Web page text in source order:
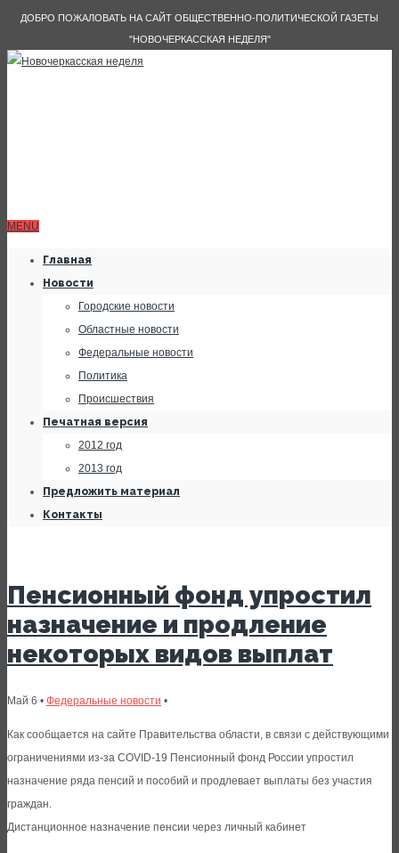
ДОБРО ПОЖАЛОВАТЬ НА САЙТ ОБЩЕСТВЕННО-ПОЛИТИЧЕСКОЙ ГАЗЕТЫ
"НОВОЧЕРКАССКАЯ НЕДЕЛЯ"
MENU
Главная
Новости
Городские новости
Областные новости
Федеральные новости
Политика
Происшествия
Печатная версия
2012 год
2013 год
Предложить материал
Контакты
Пенсионный фонд упростил
назначение и продление
некоторых видов выплат
Май 6 • Федеральные новости •
Как сообщается на сайте Правительства области, в связи с действующими
ограничениями из-за COVID-19 Пенсионный фонд России упростил
назначение ряда пенсий и пособий и продлевает выплаты без участия
граждан.
Дистанционное назначение пенсии через личный кабинет